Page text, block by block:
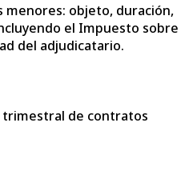
menores: objeto, duración,
el Impuesto sobre
del adjudicatario.
de contratos